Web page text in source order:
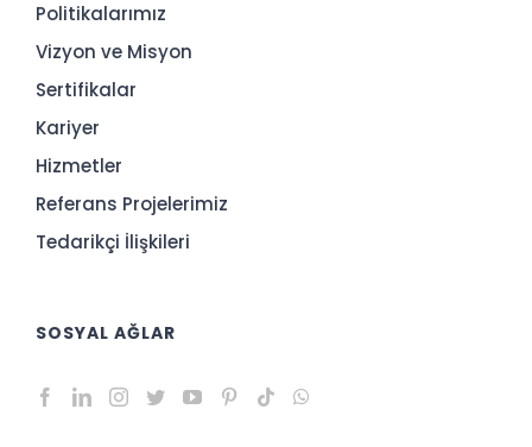
Politikalarımız
Vizyon ve Misyon
Sertifikalar
Kariyer
Hizmetler
Referans Projelerimiz
Tedarikçi İlişkileri
SOSYAL AĞLAR